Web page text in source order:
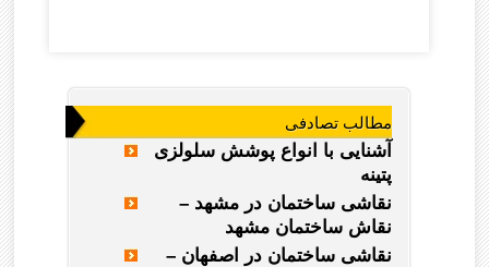
مطالب تصادفی
آشنایی با انواع پوشش سلولزی
پتینه
نقاشی ساختمان در مشهد –
نقاش ساختمان مشهد
نقاشی ساختمان در اصفهان –